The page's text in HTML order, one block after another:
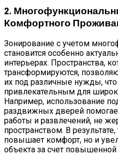
2.
Комфортного
Зонирование с учетом
становится особенно
интерьерах. Пространства,
трансформируются,
их под различные нужды,
привлекательным для
Например, использование
раздвижных дверей
работы и развлечений, не
пространством. В
повышает комфорт, но и
объекта за счет